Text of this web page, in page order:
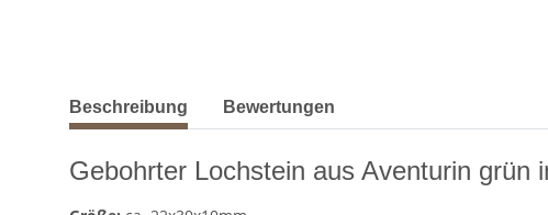
weitere Registerkarten anzeigen
Beschreibung Bewertungen
Gebohrter Lochstein aus Aventurin grün